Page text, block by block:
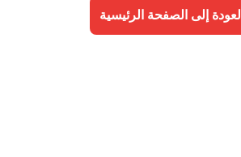
العودة إلى الصفحة الرئيسية